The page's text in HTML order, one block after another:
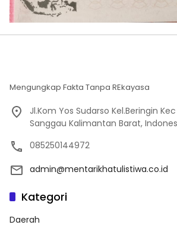
Mengungkap Fakta Tanpa REkayasa
Jl.Kom Yos Sudarso Kel.Beringin
Sanggau Kalimantan Barat,
085250144972
admin@mentarikhatulistiwa.co.id
Kategori
Daerah